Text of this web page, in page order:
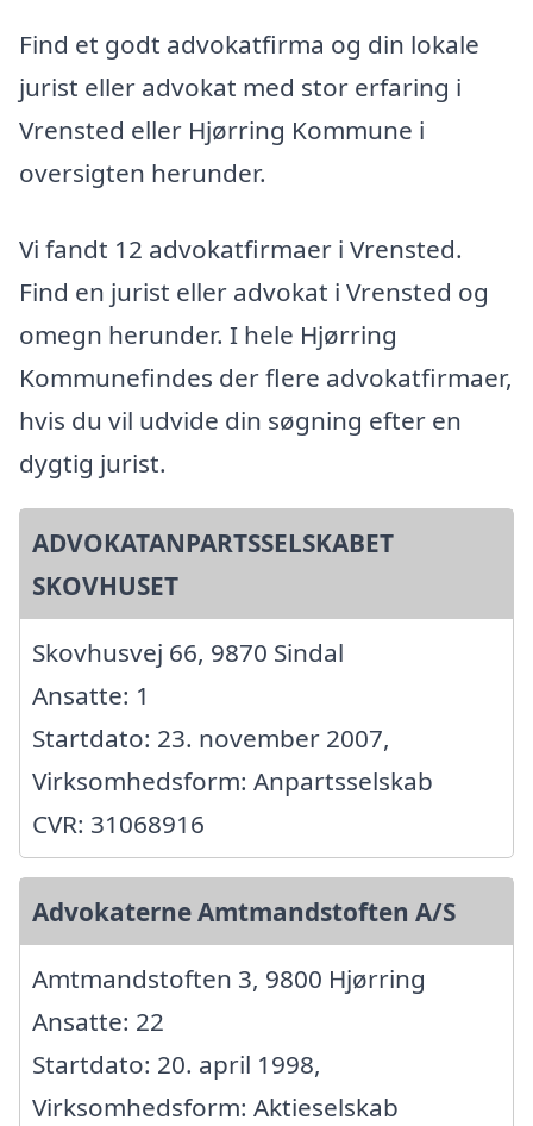
Find et godt advokatfirma og din lokale
jurist eller advokat med stor erfaring i
Vrensted eller Hjørring Kommune i
oversigten herunder.
Vi fandt 12 advokatfirmaer i Vrensted.
Find en jurist eller advokat i Vrensted og
omegn herunder. I hele Hjørring
Kommunefindes der flere advokatfirmaer,
hvis du vil udvide din søgning efter en
dygtig jurist.
ADVOKATANPARTSSELSKABET
SKOVHUSET
Skovhusvej 66, 9870 Sindal
Ansatte: 1
Startdato: 23. november 2007,
Virksomhedsform: Anpartsselskab
CVR: 31068916
Advokaterne Amtmandstoften A/S
Amtmandstoften 3, 9800 Hjørring
Ansatte: 22
Startdato: 20. april 1998,
Virksomhedsform: Aktieselskab